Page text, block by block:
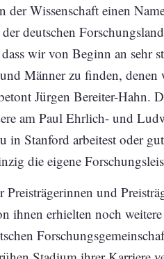
der Wissenschaft einen
deutschen
wir von Beginn an sehr
Männer zu finden,
Jürgen Bereiter-Hahn.
am Paul Ehrlich- und
in Stanford arbeitest oder
die eigene
und
ihnen erhielten noch